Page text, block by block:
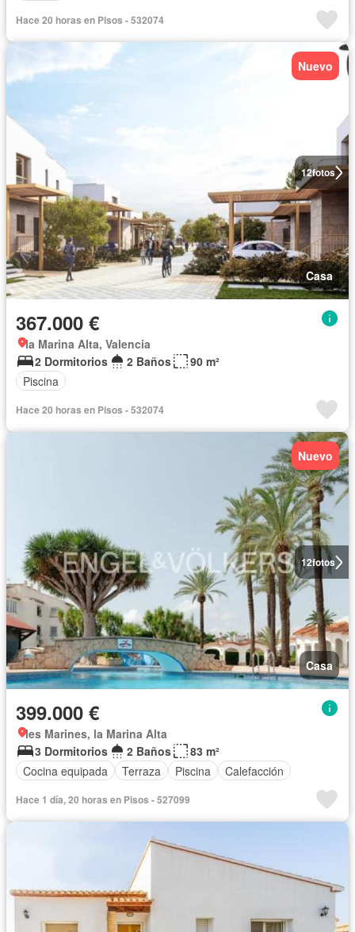
Hace 20 horas en Pisos - 532074
12fotos
Nuevo
Casa
367.000 €
la Marina Alta, Valencia
2 Dormitorios
2 Baños
90 m²
Piscina
Hace 20 horas en Pisos - 532074
12fotos
Nuevo
Casa
399.000 €
les Marines, la Marina Alta
3 Dormitorios
2 Baños
83 m²
Cocina equipada
Terraza Piscina Calefacción
Hace 1 día, 20 horas en Pisos - 527099